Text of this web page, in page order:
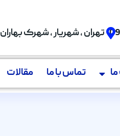
تهران , شهریار , شهرک بهاران
تماس با ما مقالات